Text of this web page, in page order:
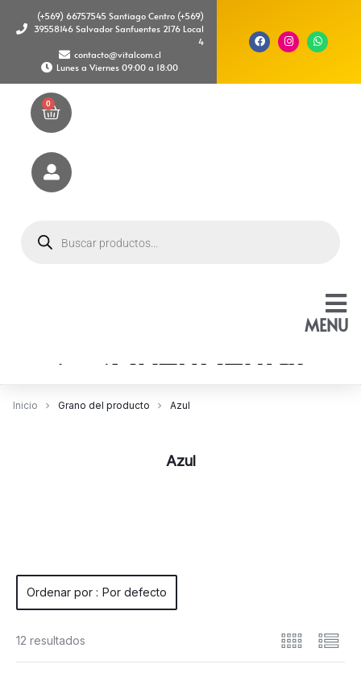
(+569) 66757545 Santiago Centro (+569)
39558146 Salvador Sanfuentes 2176 Local
4
contacto@vitalcom.cl
Lunes a Viernes 09:00 a 18:00
MENU
0
Inicio Grano del producto Azul
Azul
Ordenar por : Por defecto
12 resultados